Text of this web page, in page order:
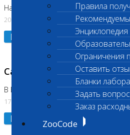
Правила
Ограничения
Оставить
Бланки
Задать
Заказ
ZooCode
На Нагорной
20.07.2026
Подробнее
Санитарный день
В Бутово
17.07.2026
Подробнее